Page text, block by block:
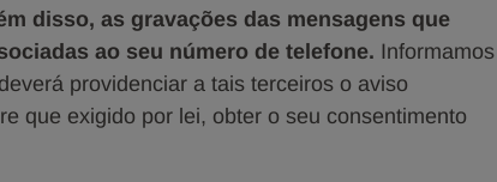
disso, as gravações das mensagens que
ao seu número de telefone. Informamos
providenciar a tais terceiros o aviso
que exigido por lei, obter o seu consentimento